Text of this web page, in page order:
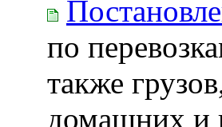
по
также
домашних и